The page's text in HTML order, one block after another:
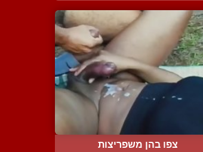
צפו בהן משפריצות